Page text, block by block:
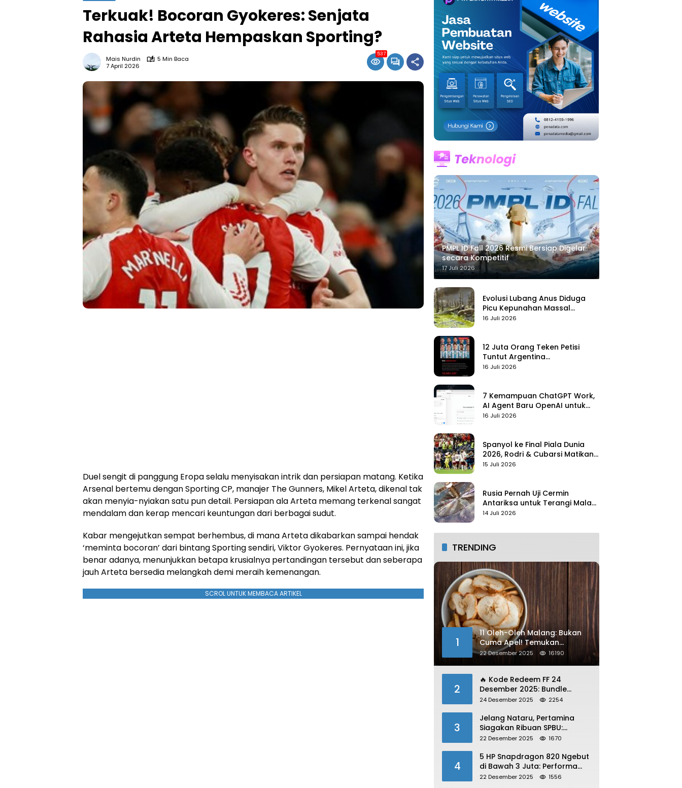
Terkuak! Bocoran Gyokeres: Senjata
Rahasia Arteta Hempaskan Sporting?
Mais Nurdin
5 Min Baca
7 April 2026
537
Duel sengit di panggung Eropa selalu menyisakan intrik dan persiapan matang. Ketika
Arsenal bertemu dengan Sporting CP, manajer The Gunners, Mikel Arteta, dikenal tak
akan menyia-nyiakan satu pun detail. Persiapan ala Arteta memang terkenal sangat
mendalam dan kerap mencari keuntungan dari berbagai sudut.
Kabar mengejutkan sempat berhembus, di mana Arteta dikabarkan sampai hendak
‘meminta bocoran’ dari bintang Sporting sendiri, Viktor Gyokeres. Pernyataan ini, jika
benar adanya, menunjukkan betapa krusialnya pertandingan tersebut dan seberapa
jauh Arteta bersedia melangkah demi meraih kemenangan.
SCROL UNTUK MEMBACA ARTIKEL
PMPL ID Fall 2026 Resmi Bersiap Digelar
secara Kompetitif
17 Juli 2026
Evolusi Lubang Anus Diduga
Picu Kepunahan Massal
Pertama di Bumi
16 Juli 2026
12 Juta Orang Teken Petisi
Tuntut Argentina
Didiskualifikasi
16 Juli 2026
7 Kemampuan ChatGPT Work,
AI Agent Baru OpenAI untuk
Kelola Kerja
16 Juli 2026
Spanyol ke Final Piala Dunia
2026, Rodri & Cubarsi Matikan
Mbappe
15 Juli 2026
Rusia Pernah Uji Cermin
Antariksa untuk Terangi Malam
Tanpa Lampu
14 Juli 2026
TRENDING
1
11 Oleh-Oleh Malang: Bukan
Cuma Apel! Temukan
Kelezatan Unik yang Wajib
22 Desember 2025 16190
2
🔥 Kode Redeem FF 24
Desember 2025: Bundle
Winterlands & Skin Langka
24 Desember 2025 2254
3
Jelang Nataru, Pertamina
Siagakan Ribuan SPBU:
Antisipasi Lonjakan Konsumsi
22 Desember 2025 1670
4
5 HP Snapdragon 820 Ngebut
di Bawah 3 Juta: Performa
Gahar!
22 Desember 2025 1556